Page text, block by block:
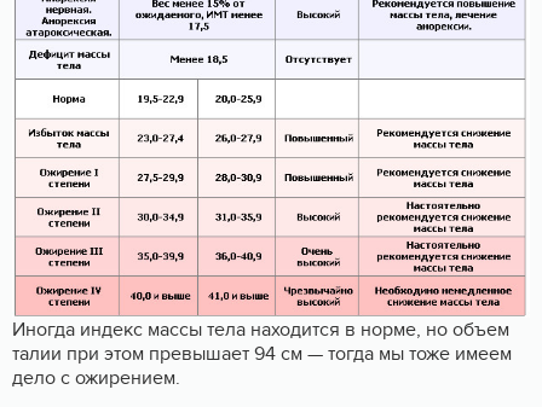
Иногда индекс массы тела находится в норме, но объем
талии при этом превышает 94 см — тогда мы тоже имеем
дело с ожирением.